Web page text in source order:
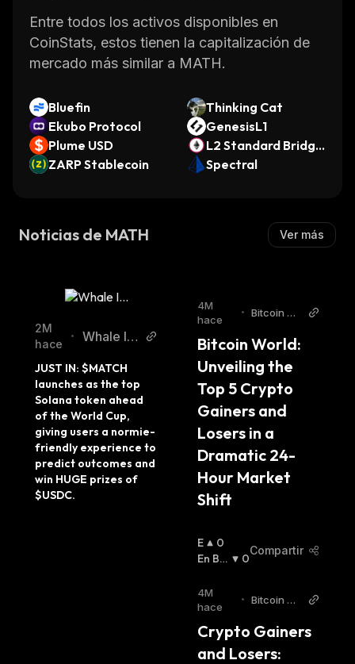
blockchain technology in order to create an
open source ecosystem where everyone can
benefit from quality educational resources
Entre todos los activos disponibles en
CoinStats, estos tienen la capitalización de
mercado más similar a MATH.
Bluefin
Thinking Cat
Ekubo Protocol
GenesisL1
Plume USD
L2 Standard Bridge
d WETH (Abstract)
ZARP Stablecoin Spectral
Noticias de MATH Ver más
2M
hace
•
Whale Ins
er
JUST IN: $MATCH
launches as the top
Solana token ahead
of the World Cup,
giving users a normie-
friendly experience to
predict outcomes and
win HUGE prizes of
$USDC.
4M
hace
• Bitcoin Wo
Bitcoin World:
Unveiling the
Top 5 Crypto
Gainers and
Losers in a
Dramatic 24-
Hour Market
Shift
E
N
L
Z
:
0
En Baj
0
Compartir
4M
hace
• Bitcoin Wo
Crypto Gainers
and Losers: